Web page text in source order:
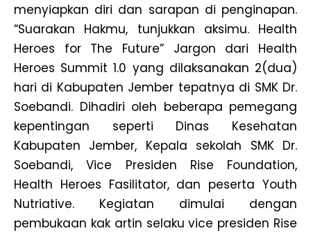
menyiapkan diri dan sarapan di penginapan.
“Suarakan Hakmu, tunjukkan aksimu. Health
Heroes for The Future” Jargon dari Health
Heroes Summit 1.0 yang dilaksanakan 2(dua)
hari di Kabupaten Jember tepatnya di SMK Dr.
Soebandi. Dihadiri oleh beberapa pemegang
kepentingan seperti Dinas Kesehatan
Kabupaten Jember, Kepala sekolah SMK Dr.
Soebandi, Vice Presiden Rise Foundation,
Health Heroes Fasilitator, dan peserta Youth
Nutriative. Kegiatan dimulai dengan
pembukaan kak artin selaku vice presiden Rise